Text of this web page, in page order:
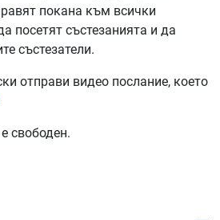
покана към всички
посетят състезанията и да
състезатели.
отправи видео послание, което
свободен.